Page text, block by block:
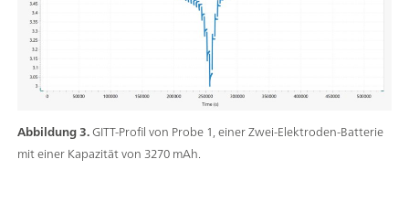
Abbildung 3.GITT-Profil von Probe 1, einer Zwei-Elektroden-Batterie
mit einer Kapazität von 3270 mAh.